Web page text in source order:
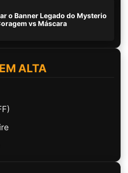
o Banner Legado do Mysterio
vs Máscara
ALTA